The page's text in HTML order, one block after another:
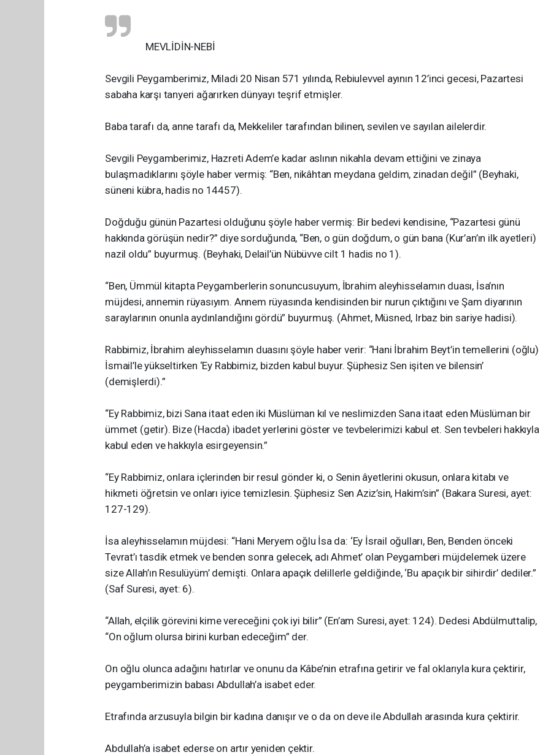
MEVLİDİN-NEBİ
Sevgili Peygamberimiz, Miladi 20 Nisan 571 yılında, Rebiulevvel ayının 12’inci gecesi, Pazartesi
sabaha karşı tanyeri ağarırken dünyayı teşrif etmişler.
Baba tarafı da, anne tarafı da, Mekkeliler tarafından bilinen, sevilen ve sayılan ailelerdir.
Sevgili Peygamberimiz, Hazreti Adem’e kadar aslının nikahla devam ettiğini ve zinaya
bulaşmadıklarını şöyle haber vermiş: “Ben, nikâhtan meydana geldim, zinadan değil” (Beyhaki,
süneni kübra, hadis no 14457).
Doğduğu günün Pazartesi olduğunu şöyle haber vermiş: Bir bedevi kendisine, “Pazartesi günü
hakkında görüşün nedir?” diye sorduğunda, “Ben, o gün doğdum, o gün bana (Kur’an’ın ilk ayetleri)
nazil oldu” buyurmuş. (Beyhaki, Delail’ün Nübüvve cilt 1 hadis no 1).
“Ben, Ümmül kitapta Peygamberlerin sonuncusuyum, İbrahim aleyhisselamın duası, İsa’nın
müjdesi, annemin rüyasıyım. Annem rüyasında kendisinden bir nurun çıktığını ve Şam diyarının
saraylarının onunla aydınlandığını gördü” buyurmuş. (Ahmet, Müsned, Irbaz bin sariye hadisi).
Rabbimiz, İbrahim aleyhisselamın duasını şöyle haber verir: “Hani İbrahim Beyt’in temellerini (oğlu)
İsmail’le yükseltirken ‘Ey Rabbimiz, bizden kabul buyur. Şüphesiz Sen işiten ve bilensin’
(demişlerdi).”
“Ey Rabbimiz, bizi Sana itaat eden iki Müslüman kıl ve neslimizden Sana itaat eden Müslüman bir
ümmet (getir). Bize (Hacda) ibadet yerlerini göster ve tevbelerimizi kabul et. Sen tevbeleri hakkıyla
kabul eden ve hakkıyla esirgeyensin.”
“Ey Rabbimiz, onlara içlerinden bir resul gönder ki, o Senin âyetlerini okusun, onlara kitabı ve
hikmeti öğretsin ve onları iyice temizlesin. Şüphesiz Sen Aziz’sin, Hakim’sin” (Bakara Suresi, ayet:
127-129).
İsa aleyhisselamın müjdesi: “Hani Meryem oğlu İsa da: ‘Ey İsrail oğulları, Ben, Benden önceki
Tevrat’ı tasdik etmek ve benden sonra gelecek, adı Ahmet’ olan Peygamberi müjdelemek üzere
size Allah’ın Resulüyüm’ demişti. Onlara apaçık delillerle geldiğinde, ‘Bu apaçık bir sihirdir’ dediler.”
(Saf Suresi, ayet: 6).
“Allah, elçilik görevini kime vereceğini çok iyi bilir” (En’am Suresi, ayet: 124). Dedesi Abdülmuttalip,
“On oğlum olursa birini kurban edeceğim” der.
On oğlu olunca adağını hatırlar ve onunu da Kâbe’nin etrafına getirir ve fal oklarıyla kura çektirir,
peygamberimizin babası Abdullah’a isabet eder.
Etrafında arzusuyla bilgin bir kadına danışır ve o da on deve ile Abdullah arasında kura çektirir.
Abdullah’a isabet ederse on artır yeniden çektir.